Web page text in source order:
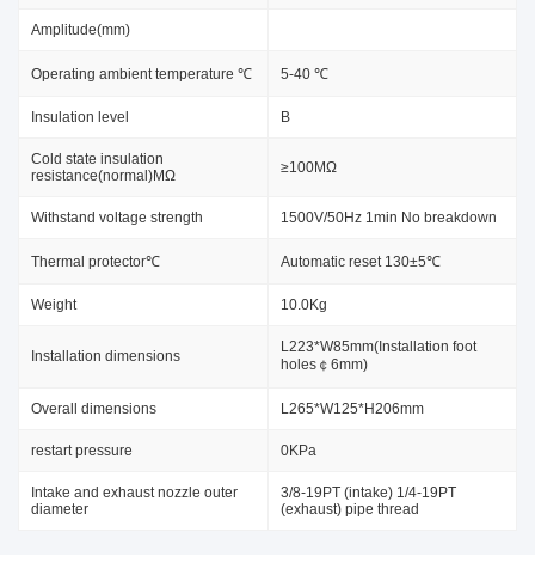
Amplitude(mm)
Operating ambient temperature ℃ 5-40 ℃
Insulation level B
Cold state insulation
resistance(normal)MΩ
≥100MΩ
Withstand voltage strength 1500V/50Hz 1min No breakdown
Thermal protector℃ Automatic reset 130±5℃
Weight 10.0Kg
Installation dimensions
L223*W85mm(Installation foot
holes￠6mm)
Overall dimensions L265*W125*H206mm
restart pressure 0KPa
Intake and exhaust nozzle outer
diameter
3/8-19PT (intake) 1/4-19PT
(exhaust) pipe thread